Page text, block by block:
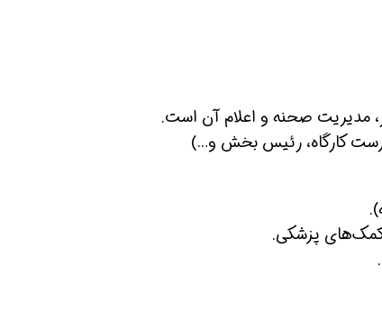
مدیریت صحنه و اعلام آن است.
کارگاه، رئیس بخش و…)
پزشکی.